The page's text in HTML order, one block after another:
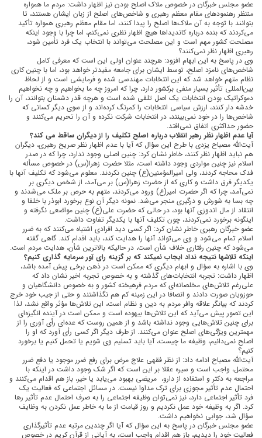
عضو مجلس خبرگان در خصوص ملاک اصلح بودن نیز اظهار داشت: مردم ما همواره
منتظر رهنمودهای مقام معظم رهبری و شاخص‌های اصلح از زبان ایشان هستند، تا
بتوانند با توجه به آن ملاک‌ها اصلح را پیدا کنند، اما مقام معظم رهبری همواره تأکید
می‌کردند که بنده درباره کاندیداها هیچ اظهار نظری نمی‌کنم، اما چرا با وجود اینکه
مصلحت کشور مهم است و این مصلحت می‌تواند با انتخاب یک فرد تأمین شود،
رهبری اظهار نظر نمی‌کنند؟
وی در پاسخ به این ابهام افزود: هرچند عنوان اولی این است که معرفی کامل
شاخص‌های نامزد اصلح، توسط ایشان برای جامعه مفیدتر خواهد بود، اما با چنین کاری
نظام متهم خواهد شد که این انتخابات مهندسی شده و فرمایشی است و از لحاظ
بین‌المللی تأثیر بسیار منفی برکشور دارد، چرا که امروز چه ما بخواهیم و چه نخواهیم
دموکراتیک بودن انتخابات یک اصل تلقی شده است و هرچه قدر دشمنان بتوانند، آن را
خدشه دار کنند، ارزش سیاسی انتخابات را کمرنگ کرده‌اند و از سوی دیگر کسانی که
شاخص‌ها را در خود نمی‌بینند، در انتخابات شرکت نکرده و آن را تحریم می‌کنند و
حضور حداکثری اتفاق نمی‌افتد.
آیا عدم اظهار نظر رهبر انقلاب درباره اصلح تکلیف را از دیگران ساقط می کند؟
آیت‌الله مصباح یزدی با طرح این سؤال که آیا با عدم اظهار نظر صریح رهبری، دیگران
هم نباید اظهار نظر کنند، خاطر نشان کرد: چنین اصلی وجود ندارد، چرا که در صدر
اسلام نیز چنین مواردی وجود داشته است، مثلا حضرت زهرا(س) در خصوص مسأله
فدک محاجه کردند، ولی امیرالمؤمنین(ع) چنین نکردند. معلوم می‌شود که تکلیف آنها با
یکدیگر فرق داشت و کاری که از حضرت زهرا(س) بر می‌آمد، از شخص دیگری بر
نمی‌آمد، چرا که اگر حضرت امیر(ع) ورود می‌کردند، متهم به حرص بر ملک می‌شدند و
چه بسا به شورش و درگیری منجر می‌شد. نمونه دیگر آن نوع برخورد ابوذر با خلفا و
انتقاد از مال اندوزی آنها بود، در حالی که حضرت علی(ع) چنین مواضعی نگرفته و
اینگونه برخورد نمی‌کردند، چون تکلیف آنها با یکدیگر تفاوت داشت.
عضو خبرگان رهبری خاطر نشان کرد: اگر کسی دید افرادی اشتباه می‌کنند که به ضرر
اسلام تمام می‌شود و وی می‌تواند آنها را هدایت کند، باید اقدام کند. گاهی گفته
می‌شود که چنین رفتاری خلاف شأن است، در حالیکه بالاترین شأن، هدایت مردم است.
اینکه تلاش‎ها نتیجه نداد ایجاب نمی‎کند که بر گزینه رای آور سرمایه گذاری کنیم؟
وی با اشاره به سؤال و ابهام دیگری که ممکن است در ذهن برخی پیش آمده باشد،
اظهار داشت: تجربه انتخابات‌های گذشته و به خصوص تجربه اخیر نشان داد که
علی‌رغم تلاش‌های مخلصانه‌ای که مردم فرهیخته کشور و به خصوص دانشگاهیان و
حوزویان صورت دادند و انصافا در این زمینه کم هم نگذاشتند و حتی از جیب خود خرج
کردند که بیانگر علاقه وافر مردم به دین و نظام است، این تلاش‌ها مؤثر واقع نشد، لذا
این تصور پیش می‌آید که این تلاش‌ها بیهوده است و ممکن است در آینده انگیزه‌ای
برای چنین تلاش‌هایی وجود نداشته باشد و از همین روست که عده‌ای رأی آوری را از
مهمترین ویژگی‌های اصلح عنوان می‌کنند. از طرف دیگر اگر کسی رأی آورد که او را
اصلح نمی‌دانیم، وظیفه ما چیست، آیا باید تسلیم وی شویم یا تحمل کنیم یا برخورد
کنیم؟
آیت‌الله مصباح ادامه داد: از نظر فقهی علاج مرض برای رفع ضرر موجود یا دفع ضرر
محتمل، واجب است و سیره عقلا بر این است که اگر شک وجود داشت در اینکه با
مراجعه به دکتر و استفاده از دارو، مریضی بهبود می‌یابد یا خیر، باز هم اقدام می‌کنند و
احتمال عدم تأثیر مجوزی برای ترک مداوا نیست. در مسائل اجتماعی که فعالیت یک
فرد تأثیر اجتماعی دارد، نیز نمی‌توان وظیفه اجتماعی را به صرف احتمال عدم تأثیر رها
کرد. اگر به وظیفه خود عمل نکردیم و روز قیامت از ما به خاطر عمل نکردن به وظایف
سؤال شد، جوابی نخواهیم داشت.
عضو مجلس خبرگان در پاسخ به این سؤال که آیا اگر چندین مرتبه عدم تأثیرگذاری
فعالیت خود را دیدیم، باز هم اقدام واجب است، به آیاتی از قرآن کریم در خصوص